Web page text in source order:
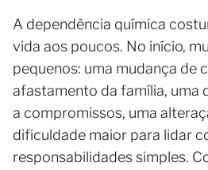
A dependência química
vida aos poucos. No início,
pequenos: uma mudança de
afastamento da família, uma
a compromissos, uma
dificuldade maior para lidar
responsabilidades simples.